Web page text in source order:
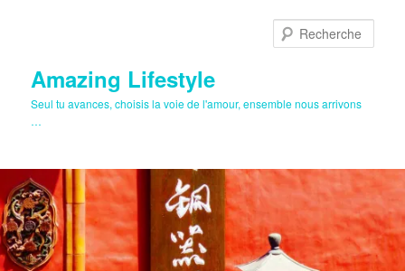
Amazing Lifestyle
Seul tu avances, choisis la voie de l'amour, ensemble nous arrivons
…